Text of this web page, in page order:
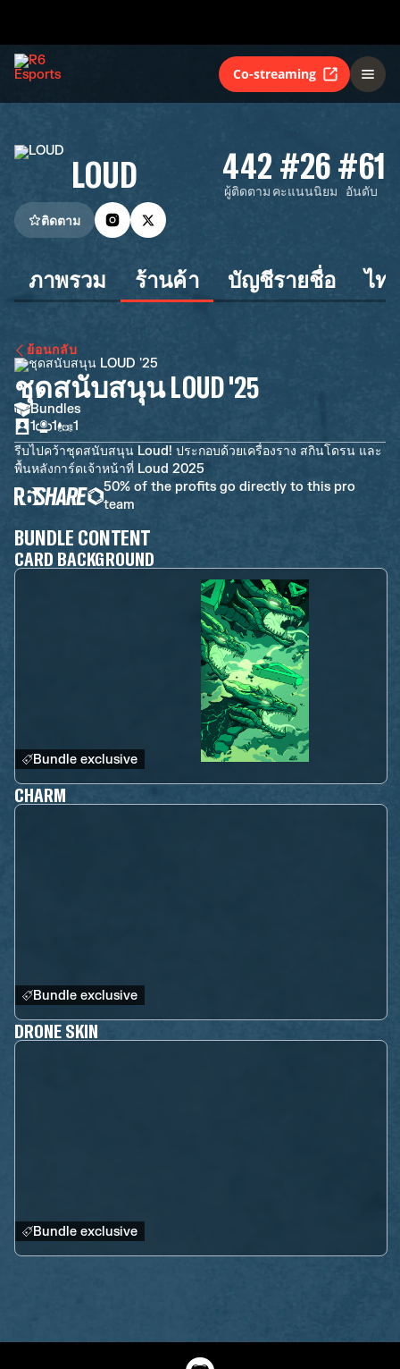
Co-streaming
LOUD 442
ผู้ติดตาม
#26
คะแนนนิยม
#61
อันดับ
ติดตาม
ภาพรวม ร้านค้า บัญชีรายชื่อ ไท
ย้อนกลับ
ชุดสนับสนุน LOUD '25
Bundles
1
1
1
รีบไปคว้าชุดสนับสนุน Loud! ประกอบด้วยเครื่องราง สกินโดรน และ
พื้นหลังการ์ดเจ้าหน้าที่ Loud 2025
50% of the profits go directly to this pro
team
BUNDLE CONTENT
CARD BACKGROUND
Bundle exclusive
CHARM
Bundle exclusive
DRONE SKIN
Bundle exclusive